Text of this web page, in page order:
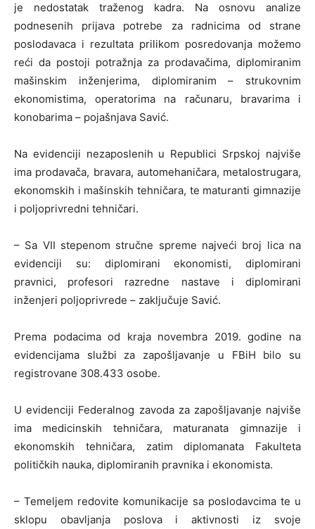
je nedostatak traženog kadra. Na osnovu analize
podnesenih prijava potrebe za radnicima od strane
poslodavaca i rezultata prilikom posredovanja možemo
reći da postoji potražnja za prodavačima, diplomiranim
mašinskim inženjerima, diplomiranim – strukovnim
ekonomistima, operatorima na računaru, bravarima i
konobarima – pojašnjava Savić.
Na evidenciji nezaposlenih u Republici Srpskoj najviše
ima prodavača, bravara, automehaničara, metalostrugara,
ekonomskih i mašinskih tehničara, te maturanti gimnazije
i poljoprivredni tehničari.
– Sa VII stepenom stručne spreme najveći broj lica na
evidenciji su: diplomirani ekonomisti, diplomirani
pravnici, profesori razredne nastave i diplomirani
inženjeri poljoprivrede – zaključuje Savić.
Prema podacima od kraja novembra 2019. godine na
evidencijama službi za zapošljavanje u FBiH bilo su
registrovane 308.433 osobe.
U evidenciji Federalnog zavoda za zapošljavanje najviše
ima medicinskih tehničara, maturanata gimnazije i
ekonomskih tehničara, zatim diplomanata Fakulteta
političkih nauka, diplomiranih pravnika i ekonomista.
– Temeljem redovite komunikacije sa poslodavcima te u
sklopu obavljanja poslova i aktivnosti iz svoje